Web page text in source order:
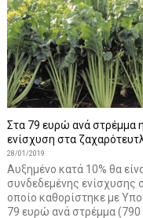
Στα 79 ευρώ ανά στρέμμα
ενίσχυση στα
28/01/2019
Αυξημένο κατά 10% θα
συνδεδεμένης ενίσχυσης
οποίο καθορίστηκε με
79 ευρώ ανά στρέμμα (790